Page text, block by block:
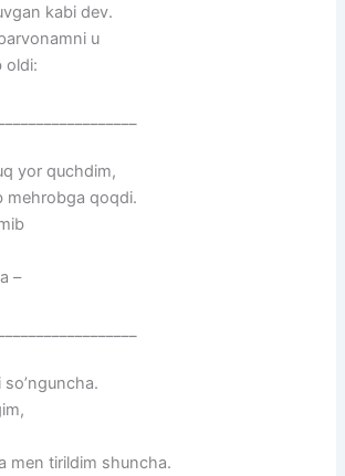
kabi dev.
u
oldi:
yor quchdim,
mehrobga qoqdi.
–
men tirildim shuncha.